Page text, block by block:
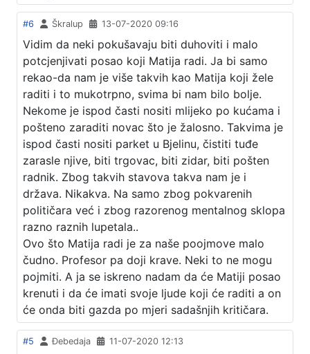
#6 Škralup 13-07-2020 09:16
Vidim da neki pokušavaju biti duhoviti i malo
potcjenjivati posao koji Matija radi. Ja bi samo
rekao-da nam je više takvih kao Matija koji žele
raditi i to mukotrpno, svima bi nam bilo bolje.
Nekome je ispod časti nositi mlijeko po kućama i
pošteno zaraditi novac što je žalosno. Takvima je
ispod časti nositi parket u Bjelinu, čistiti tuđe
zarasle njive, biti trgovac, biti zidar, biti pošten
radnik. Zbog takvih stavova takva nam je i
država. Nikakva. Na samo zbog pokvarenih
političara već i zbog razorenog mentalnog sklopa
razno raznih lupetala..
Ovo što Matija radi je za naše poojmove malo
čudno. Profesor pa doji krave. Neki to ne mogu
pojmiti. A ja se iskreno nadam da će Matiji posao
krenuti i da će imati svoje ljude koji će raditi a on
će onda biti gazda po mjeri sadašnjih kritičara.
#5 Đebedaja 11-07-2020 12:13